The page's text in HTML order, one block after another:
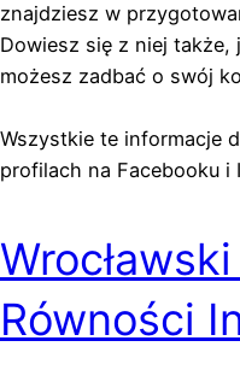
znajdziesz w
Dowiesz się z niej także,
możesz zadbać o swój
Wszystkie te informacje
profilach na Facebooku i
Równości